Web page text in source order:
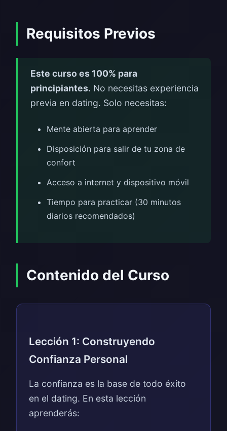
Requisitos Previos
Este curso es 100% para
principiantes. No necesitas experiencia
previa en dating. Solo necesitas:
Mente abierta para aprender
Disposición para salir de tu zona de
confort
Acceso a internet y dispositivo móvil
Tiempo para practicar (30 minutos
diarios recomendados)
Contenido del Curso
Lección 1: Construyendo
Confianza Personal
La confianza es la base de todo éxito
en el dating. En esta lección
aprenderás: